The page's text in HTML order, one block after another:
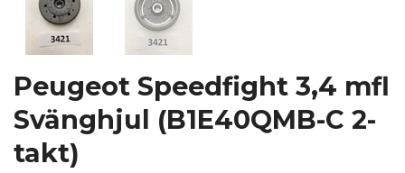
Peugeot Speedfight 3,4 mfl
Svänghjul (B1E40QMB-C 2-
takt)